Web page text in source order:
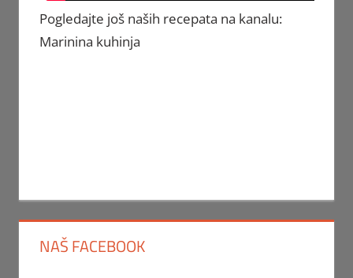
Pogledajte još naših recepata na kanalu:
Marinina kuhinja
NAŠ FACEBOOK